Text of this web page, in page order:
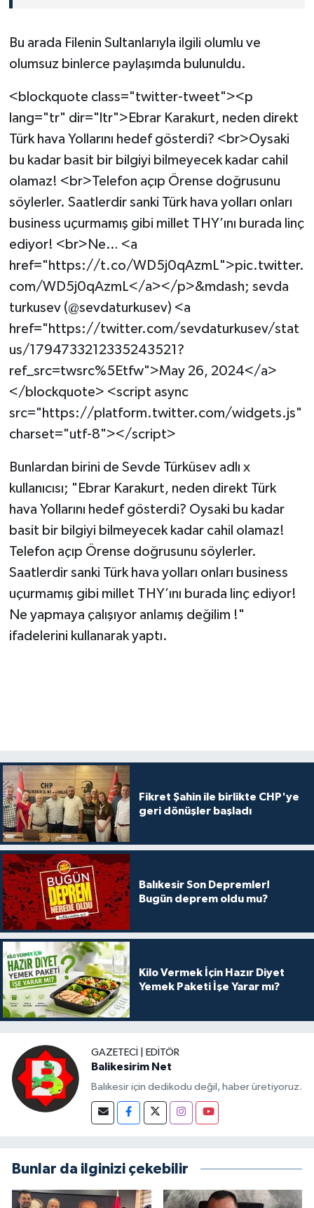
Bu arada Filenin Sultanlarıyla ilgili olumlu ve
olumsuz binlerce paylaşımda bulunuldu.
<blockquote class="twitter-tweet"><p
lang="tr" dir="ltr">Ebrar Karakurt, neden direkt
Türk hava Yollarını hedef gösterdi? <br>Oysaki
bu kadar basit bir bilgiyi bilmeyecek kadar cahil
olamaz! <br>Telefon açıp Örense doğrusunu
söylerler. Saatlerdir sanki Türk hava yolları onları
business uçurmamış gibi millet THY’ını burada linç
ediyor! <br>Ne… <a
href="https://t.co/WD5j0qAzmL">pic.twitter.
com/WD5j0qAzmL</a></p>&mdash; sevda
turkusev (@sevdaturkusev) <a
href="https://twitter.com/sevdaturkusev/stat
us/1794733212335243521?
ref_src=twsrc%5Etfw">May 26, 2024</a>
</blockquote> <script async
src="https://platform.twitter.com/widgets.js"
charset="utf-8"></script>
Bunlardan birini de Sevde Türküsev adlı x
kullanıcısı; "Ebrar Karakurt, neden direkt Türk
hava Yollarını hedef gösterdi? Oysaki bu kadar
basit bir bilgiyi bilmeyecek kadar cahil olamaz!
Telefon açıp Örense doğrusunu söylerler.
Saatlerdir sanki Türk hava yolları onları business
uçurmamış gibi millet THY’ını burada linç ediyor!
Ne yapmaya çalışıyor anlamış değilim !"
ifadelerini kullanarak yaptı.
Fikret Şahin ile birlikte CHP'ye
geri dönüşler başladı
Balıkesir Son Depremler!
Bugün deprem oldu mu?
Kilo Vermek İçin Hazır Diyet
Yemek Paketi İşe Yarar mı?
GAZETECI | EDITÖR
Balikesirim Net
Balıkesir için dedikodu değil, haber üretiyoruz.
Bunlar da ilginizi çekebilir